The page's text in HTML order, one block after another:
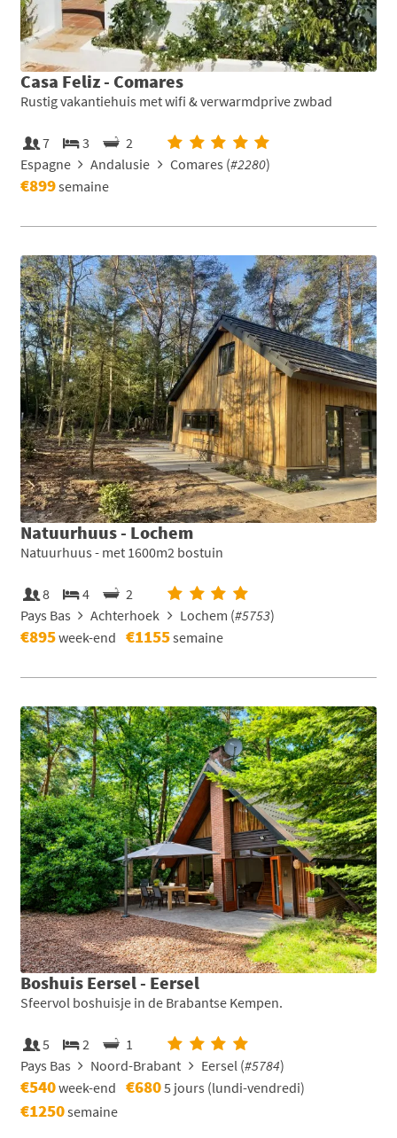
Casa Feliz - Comares
Rustig vakantiehuis met wifi & verwarmdprive zwbad
7 3
2
Espagne
Andalusie Comares (#2280)
€899semaine
Natuurhuus - Lochem
Natuurhuus - met 1600m2 bostuin
8 4
2
Pays Bas
Achterhoek Lochem (#5753)
€895week-end €1155semaine
Boshuis Eersel - Eersel
Sfeervol boshuisje in de Brabantse Kempen.
5 2
1
Pays Bas
Noord-Brabant Eersel (#5784)
€540week-end €6805 jours (lundi-vendredi)
€1250semaine